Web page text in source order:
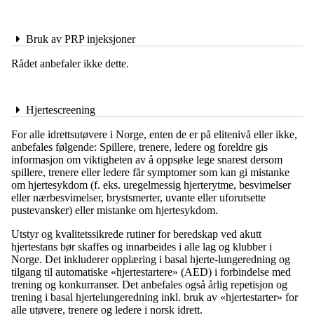
Bruk av PRP injeksjoner
Rådet anbefaler ikke dette.
Hjertescreening
For alle idrettsutøvere i Norge, enten de er på elitenivå eller ikke,
anbefales følgende: Spillere, trenere, ledere og foreldre gis
informasjon om viktigheten av å oppsøke lege snarest dersom
spillere, trenere eller ledere får symptomer som kan gi mistanke
om hjertesykdom (f. eks. uregelmessig hjerterytme, besvimelser
eller nærbesvimelser, brystsmerter, uvante eller uforutsette
pustevansker) eller mistanke om hjertesykdom.
Utstyr og kvalitetssikrede rutiner for beredskap ved akutt
hjertestans bør skaffes og innarbeides i alle lag og klubber i
Norge. Det inkluderer opplæring i basal hjerte-lungeredning og
tilgang til automatiske «hjertestartere» (AED) i forbindelse med
trening og konkurranser. Det anbefales også årlig repetisjon og
trening i basal hjertelungeredning inkl. bruk av «hjertestarter» for
alle utøvere, trenere og ledere i norsk idrett.